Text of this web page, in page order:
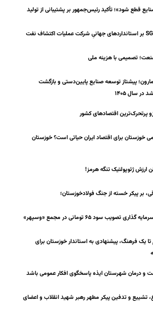
قطع شود»؛ تأکید رئیس‌جمهور بر پشتیبانی از تولید
تصمیمی با هزینه ملی
پیشتاز توسعه صنایع پایین‌دستی و بازگشت
سال ۱۴۰۵
خوزستان برای اقتصاد ایران حیاتی است؟ خوزستان
ارزش ژئوپولتیک تنگه هرمز!
بر پیکر خسته‌ از جنگ فولادخوزستان؛
تصویب سود ۶۵ تومانی در مجمع «وسپهر»
تا یک فرهنگ، پیشنهادی به استاندار خوزستان برای
و درمان شهرستان ایذه پاسخگوی افکار عمومی باشد
تشییع و تدفین پیکر مطهر رهبر شهید انقلاب و اعضای